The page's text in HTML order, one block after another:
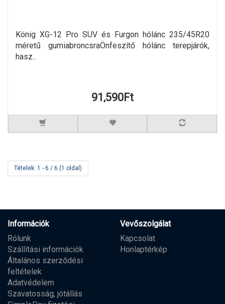
König XG-12 Pro SUV és Furgon hólánc 235/45R20
méretű gumiabroncsraÖnfeszítő hólánc terepjárók,
hasz..
91,590Ft
Tételek: 1 - 6 / 6 (1 oldal)
Információk
Rólunk
Szállítási információk
Általános szerződési
feltételek
Adatvédelem
Szavatosság, jótállás
Vevőszolgálat
Kapcsolat
Honlaptérkép